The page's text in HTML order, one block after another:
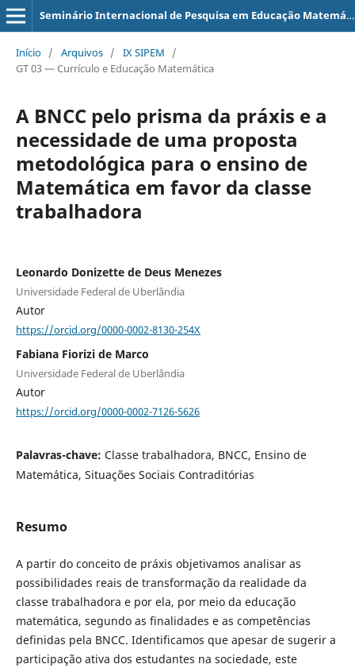
Seminário Internacional de Pesquisa em Educação Matemática
Início / Arquivos / IX SIPEM
/
GT 03 — Currículo e Educação Matemática
A BNCC pelo prisma da práxis e a
necessidade de uma proposta
metodológica para o ensino de
Matemática em favor da classe
trabalhadora
Leonardo Donizette de Deus Menezes
Universidade Federal de Uberlândia
Autor
https://orcid.org/0000-0002-8130-254X
Fabiana Fiorizi de Marco
Universidade Federal de Uberlândia
Autor
https://orcid.org/0000-0002-7126-5626
Palavras-chave: Classe trabalhadora, BNCC, Ensino de
Matemática, Situações Sociais Contraditórias
Resumo
A partir do conceito de práxis objetivamos analisar as
possibilidades reais de transformação da realidade da
classe trabalhadora e por ela, por meio da educação
matemática, segundo as finalidades e as competências
definidas pela BNCC. Identificamos que apesar de sugerir a
participação ativa dos estudantes na sociedade, este